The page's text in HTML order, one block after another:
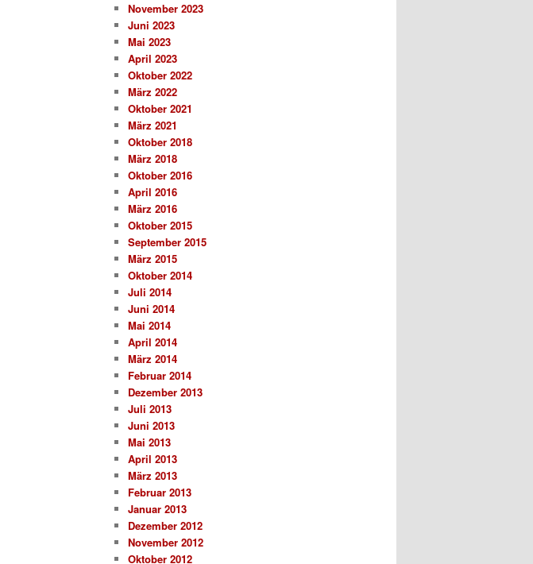
November 2023
Juni 2023
Mai 2023
April 2023
Oktober 2022
März 2022
Oktober 2021
März 2021
Oktober 2018
März 2018
Oktober 2016
April 2016
März 2016
Oktober 2015
September 2015
März 2015
Oktober 2014
Juli 2014
Juni 2014
Mai 2014
April 2014
März 2014
Februar 2014
Dezember 2013
Juli 2013
Juni 2013
Mai 2013
April 2013
März 2013
Februar 2013
Januar 2013
Dezember 2012
November 2012
Oktober 2012